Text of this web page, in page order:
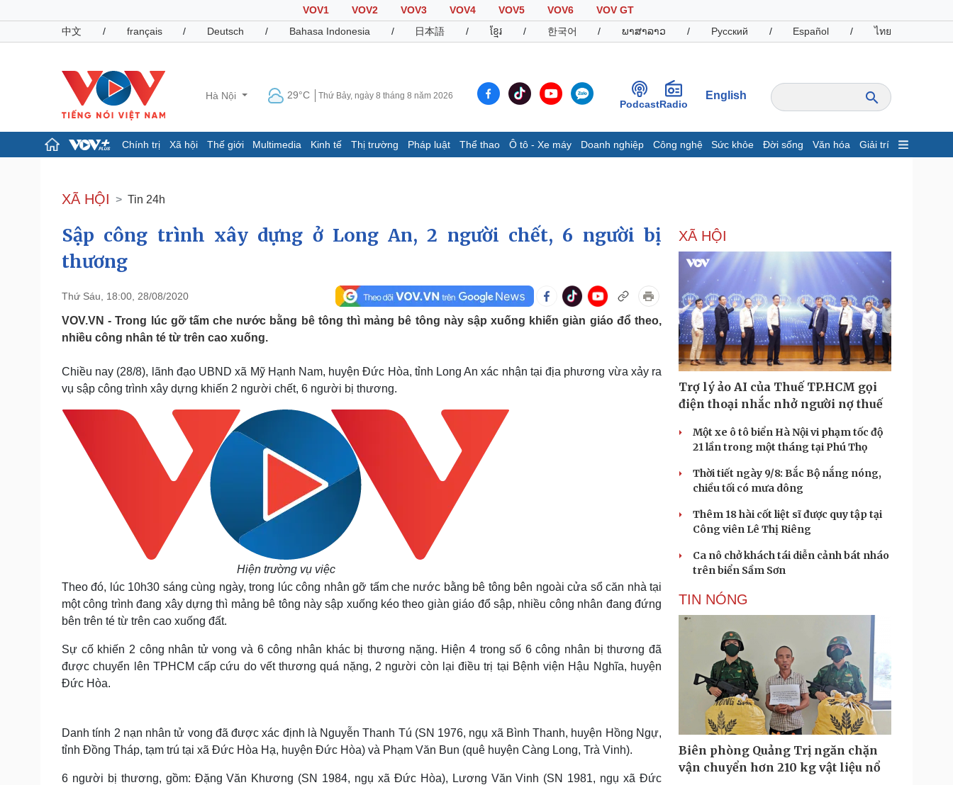
VOV1 VOV2 VOV3 VOV4 VOV5 VOV6
VOV GT
中文
/ français / Deutsch / Bahasa Indonesia / 日本語 / ខ្មែរ / 한국어 / ພາສາລາວ / Русский / Español / ไทย
Hà Nội 29°C Thứ Bảy, ngày 8 tháng 8 năm 2026
PodcastRadio
English
Chính trị Xã hội Thế giới Multimedia Kinh tế Thị trường Pháp luật Thể thao Ô tô - Xe máy Doanh nghiệp Công nghệ Sức khỏe Đời sống Văn hóa Giải trí
Đảng
Tổ chức nhân sự
Nhận diện sự thật
Dấu ấn VOV
E-Magazine
Infographic
Giá cà phê
Pháp luật
Tin nóng
Tư vấn luật
Việt Nam
Phân tích
Thể thao
Bóng đá
Lịch thi đấu bóng đá
Hậu trường
Ô tô - Xe máy
Ô tô
Xe máy
Doanh nghiệp
Thông tin doanh nghiệp
Doanh nghiệp 24h
Doanh nhân
Vì cộng đồng
Công nghệ
Sành điệu
Tin Công nghệ
Trải nghiệm
Chuyển đổi số
Sức khỏe
Dinh dưỡng - món ngon
Cây thuốc
Sản phụ khoa
Nhi khoa
Nam khoa
Làm đẹp - giảm cân
Phòng mạch online
Ăn sạch sống khỏe
Đời sống
Nhà đẹp
Tình yêu - Gia đình
Văn hóa
Sân khấu - Điện ảnh
Âm nhạc
Di sản
Nghệ sĩ
Thời trang
Sao Việt
Podcast
Câu chuyện thời sự
Đọc truyện đêm khuya
Cửa sổ tình yêu
Hạt giống tâm hồn
XÃ HỘI Tin 24h
Sập công trình xây dựng ở Long An, 2 người chết, 6 người bị
thương
Thứ Sáu, 18:00, 28/08/2020
VOV.VN - Trong lúc gỡ tấm che nước bằng bê tông thì mảng bê tông này sập xuống khiến giàn giáo đổ theo,
nhiều công nhân té từ trên cao xuống.
Chiều nay (28/8), lãnh đạo UBND xã Mỹ Hạnh Nam, huyện Đức Hòa, tỉnh Long An xác nhận tại địa phương vừa xảy ra
vụ sập công trình xây dựng khiến 2 người chết, 6 người bị thương.
Hiện trường vụ việc
Theo đó, lúc 10h30 sáng cùng ngày, trong lúc công nhân gỡ tấm che nước bằng bê tông bên ngoài cửa sổ căn nhà tại
một công trình đang xây dựng thì mảng bê tông này sập xuống kéo theo giàn giáo đổ sập, nhiều công nhân đang đứng
bên trên té từ trên cao xuống đất.
Sự cố khiến 2 công nhân tử vong và 6 công nhân khác bị thương nặng. Hiện 4 trong số 6 công nhân bị thương đã
được chuyển lên TPHCM cấp cứu do vết thương quá nặng, 2 người còn lại điều trị tại Bệnh viện Hậu Nghĩa, huyện
Đức Hòa.
Danh tính 2 nạn nhân tử vong đã được xác định là Nguyễn Thanh Tú (SN 1976, ngụ xã Bình Thanh, huyện Hồng Ngự,
tỉnh Đồng Tháp, tạm trú tại xã Đức Hòa Hạ, huyện Đức Hòa) và Phạm Văn Bun (quê huyện Càng Long, Trà Vinh).
6 người bị thương, gồm: Đặng Văn Khương (SN 1984, ngụ xã Đức Hòa), Lương Văn Vinh (SN 1981, ngụ xã Đức
XÃ HỘI
Trợ lý ảo AI của Thuế TP.HCM gọi
điện thoại nhắc nhở người nợ thuế
Một xe ô tô biển Hà Nội vi phạm tốc độ
21 lần trong một tháng tại Phú Thọ
Thời tiết ngày 9/8: Bắc Bộ nắng nóng,
chiều tối có mưa dông
Thêm 18 hài cốt liệt sĩ được quy tập tại
Công viên Lê Thị Riêng
Ca nô chở khách tái diễn cảnh bát nháo
trên biển Sầm Sơn
TIN NÓNG
Biên phòng Quảng Trị ngăn chặn
vận chuyển hơn 210 kg vật liệu nổ